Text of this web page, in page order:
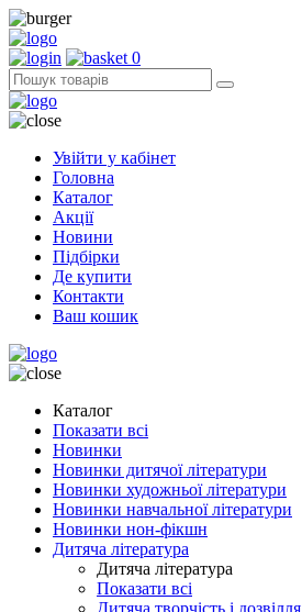
0
Увійти у кабінет
Головна
Каталог
Акції
Новини
Підбірки
Де купити
Контакти
Ваш кошик
Каталог
Показати всі
Новинки
Новинки дитячої літератури
Новинки художньої літератури
Новинки навчальної літератури
Новинки нон-фікшн
Дитяча література
Дитяча література
Показати всі
Дитяча творчість і дозвілля